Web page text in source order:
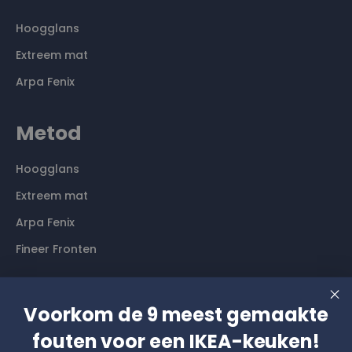
Hoogglans
Extreem mat
Arpa Fenix
Metod
Hoogglans
Extreem mat
Arpa Fenix
Fineer Fronten
Contact
Langs komen? Graag even een afspraak maken. Dan
Voorkom de 9 meest gemaakte
fouten voor een IKEA-keuken!